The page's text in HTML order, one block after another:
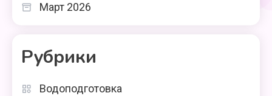
Март 2026
Рубрики
Водоподготовка